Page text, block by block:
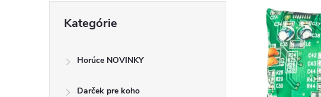
kategórie
Kategórie
Horúce NOVINKY
Darček pre koho